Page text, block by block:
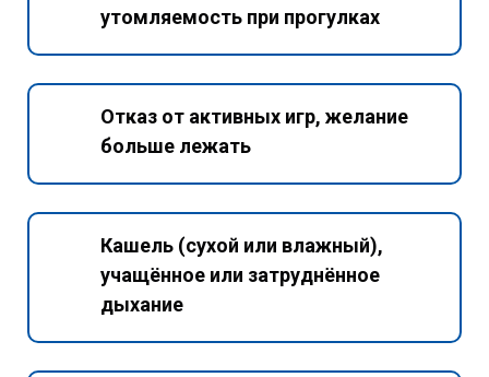
утомляемость при прогулках
Отказ от активных игр, желание
больше лежать
Кашель (сухой или влажный),
учащённое или затруднённое
дыхание